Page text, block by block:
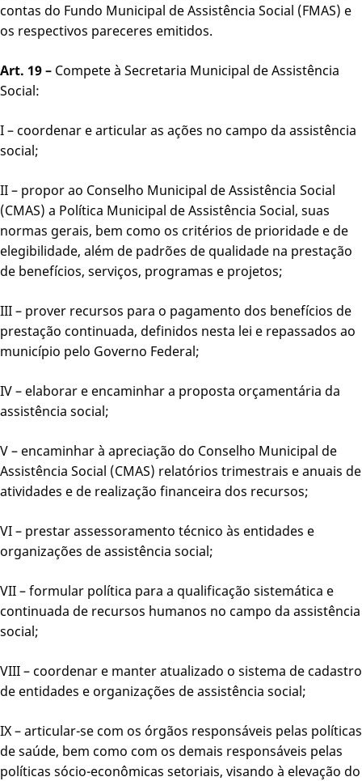
contas do Fundo Municipal de Assistência Social (FMAS) e
os respectivos pareceres emitidos.
Art. 19 – Compete à Secretaria Municipal de Assistência
Social:
I – coordenar e articular as ações no campo da assistência
social;
II – propor ao Conselho Municipal de Assistência Social
(CMAS) a Política Municipal de Assistência Social, suas
normas gerais, bem como os critérios de prioridade e de
elegibilidade, além de padrões de qualidade na prestação
de benefícios, serviços, programas e projetos;
III – prover recursos para o pagamento dos benefícios de
prestação continuada, definidos nesta lei e repassados ao
município pelo Governo Federal;
IV – elaborar e encaminhar a proposta orçamentária da
assistência social;
V – encaminhar à apreciação do Conselho Municipal de
Assistência Social (CMAS) relatórios trimestrais e anuais de
atividades e de realização financeira dos recursos;
VI – prestar assessoramento técnico às entidades e
organizações de assistência social;
VII – formular política para a qualificação sistemática e
continuada de recursos humanos no campo da assistência
social;
VIII – coordenar e manter atualizado o sistema de cadastro
de entidades e organizações de assistência social;
IX – articular-se com os órgãos responsáveis pelas políticas
de saúde, bem como com os demais responsáveis pelas
políticas sócio-econômicas setoriais, visando à elevação do